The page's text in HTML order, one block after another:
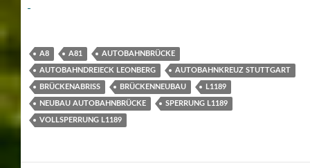
A8 A81 AUTOBAHNBRÜCKE
AUTOBAHNDREIECK LEONBERG AUTOBAHNKREUZ STUTTGART
BRÜCKENABRISS BRÜCKENNEUBAU L1189
NEUBAU AUTOBAHNBRÜCKE SPERRUNG L1189
VOLLSPERRUNG L1189